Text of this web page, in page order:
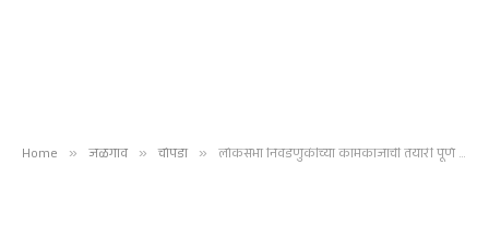
Home » जळगाव » चोपडा » लोकसभा निवडणुकीच्या कामकाजाची तयारी पूर्ण करुन ठेवा